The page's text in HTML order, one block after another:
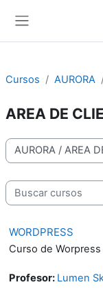
Cursos AURORA
AREA DE
Categorías
Buscar cursos
WORDPRESS
Curso de
Profesor: Lumen